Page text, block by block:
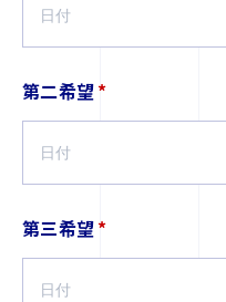
第二希望*
第三希望*